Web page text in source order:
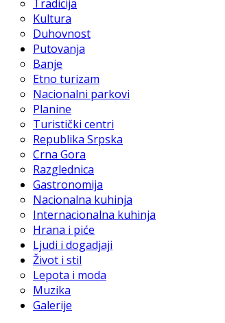
Tradicija
Kultura
Duhovnost
Putovanja
Banje
Etno turizam
Nacionalni parkovi
Planine
Turistički centri
Republika Srpska
Crna Gora
Razglednica
Gastronomija
Nacionalna kuhinja
Internacionalna kuhinja
Hrana i piće
Ljudi i dogadjaji
Život i stil
Lepota i moda
Muzika
Galerije